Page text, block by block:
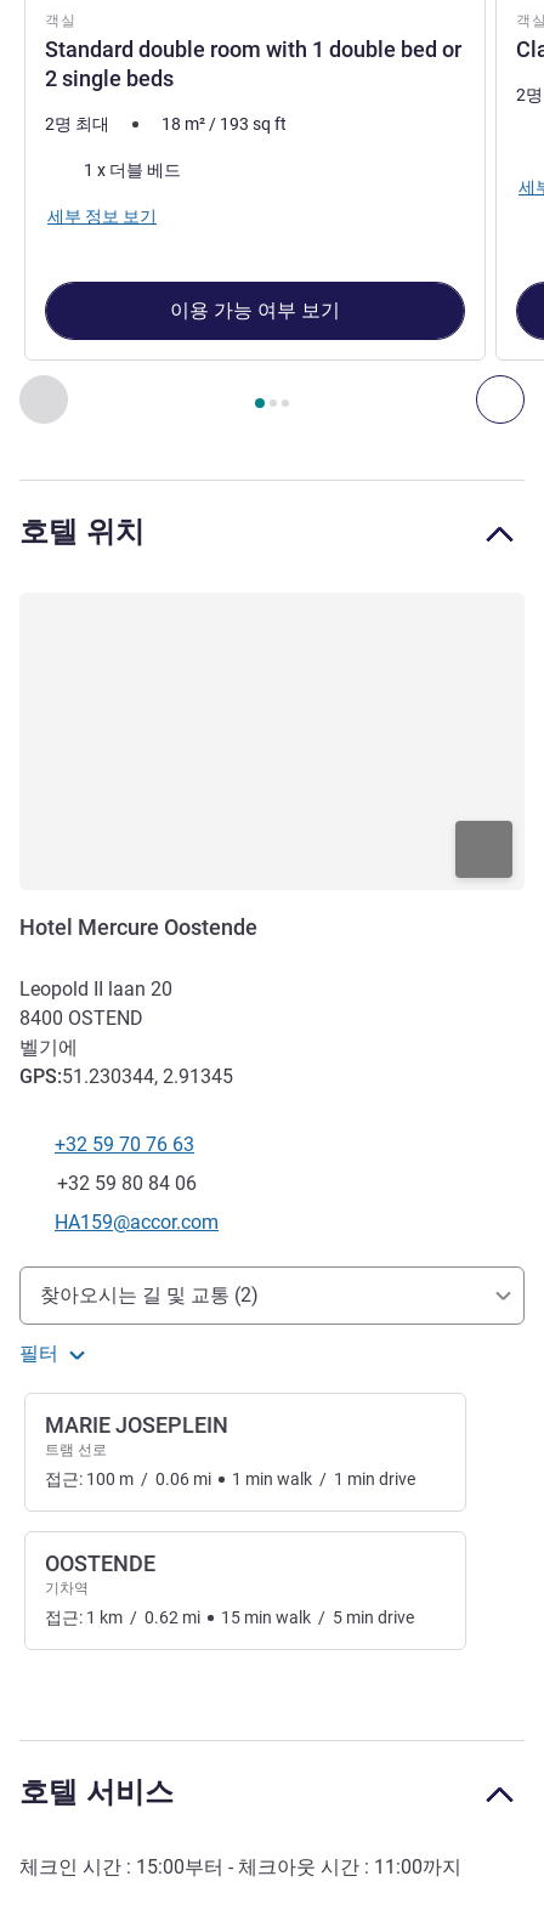
이전 - 객실 다
3 페이지 , 객실 1 : Standard double room with 1 double
객실
Standard double room with 1 double bed or
2 single beds
2명 최대 18 m²/ 193 sq ft
1 x 더블 베드
세부 정보 보기
이용 가능 여부 보기
객
2
세
호텔 위치
Hotel Mercure Oostende
Leopold II laan 20
8400 OSTEND
벨기에
GPS:51.230344, 2.91345
전화
+32 59 70 76 63
팩스
+32 59 80 84 06
E-mail
HA159@accor.com
호텔 접근 및 교통
찾아오시는 길 및 교통 (2)
필터
MARIE JOSEPLEIN
트램 선로
접근: 100 m / 0.06 mi 1 min walk / 1 min drive
OOSTENDE
기차역
접근: 1 km / 0.62 mi 15 min walk / 5 min drive
호텔 서비스
체크인 시간 : 15:00부터 - 체크아웃 시간 : 11:00까지